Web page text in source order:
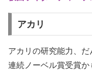
アカリ
アカリの研究能力、
連続ノーベル賞受賞か